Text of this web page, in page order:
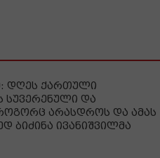
დღეს ქართული
სუვერენული და
არასდროს და ამას
ბიძინა ივანიშვილმა